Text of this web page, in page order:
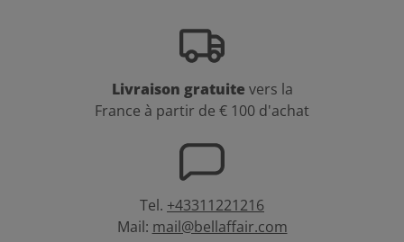
Livraison gratuite vers la
France à partir de € 100 d'achat
Tel. +43311221216
Mail: mail@bellaffair.com